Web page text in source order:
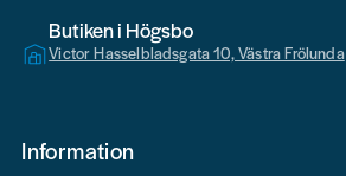
Butiken i Högsbo
Victor Hasselbladsgata 10, Västra Frölunda
Information